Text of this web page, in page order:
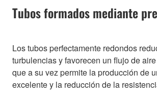
Tubos formados mediante
Los tubos perfectamente redondos
turbulencias y favorecen un flujo de
que a su vez permite la producción de
excelente y la reducción de la